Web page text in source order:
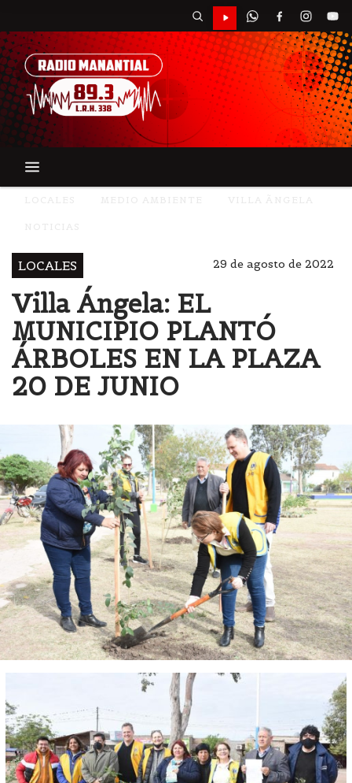
LOCALES 29 de agosto de 2022
Villa Ángela: EL
MUNICIPIO PLANTÓ
ÁRBOLES EN LA PLAZA
20 DE JUNIO